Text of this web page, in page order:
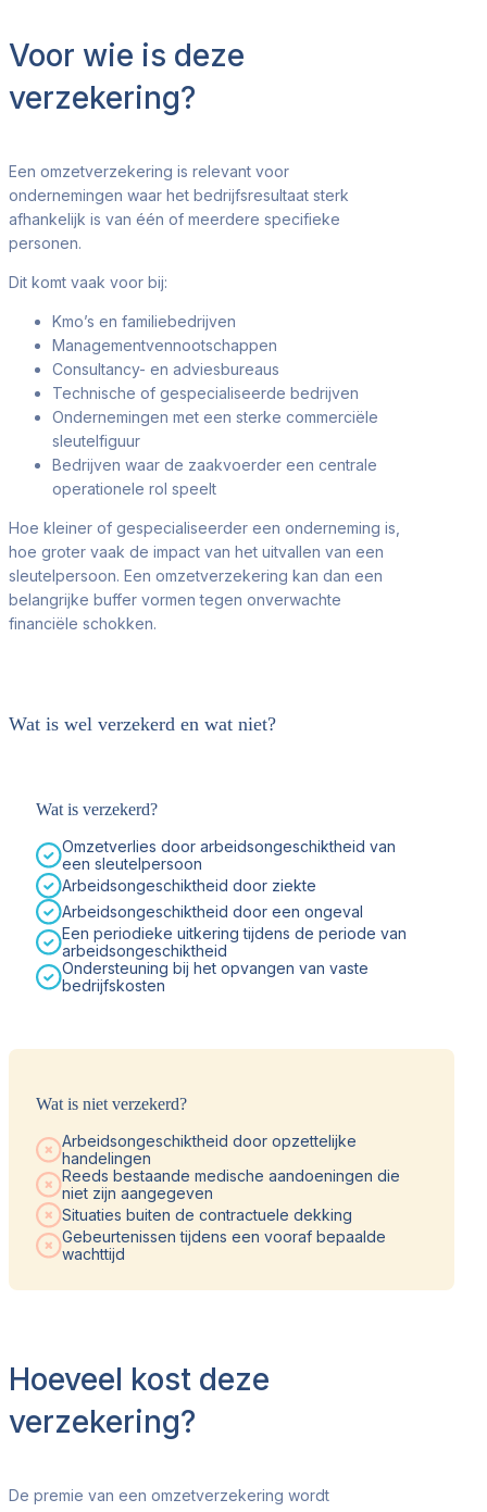
Voor wie is deze
verzekering?
Een omzetverzekering is relevant voor
ondernemingen waar het bedrijfsresultaat sterk
afhankelijk is van één of meerdere specifieke
personen.
Dit komt vaak voor bij:
Kmo’s en familiebedrijven
Managementvennootschappen
Consultancy- en adviesbureaus
Technische of gespecialiseerde bedrijven
Ondernemingen met een sterke commerciële
sleutelfiguur
Bedrijven waar de zaakvoerder een centrale
operationele rol speelt
Hoe kleiner of gespecialiseerder een onderneming is,
hoe groter vaak de impact van het uitvallen van een
sleutelpersoon. Een omzetverzekering kan dan een
belangrijke buffer vormen tegen onverwachte
financiële schokken.
Wat is wel verzekerd en wat niet?
Wat is verzekerd?
Omzetverlies door arbeidsongeschiktheid van
een sleutelpersoon
Arbeidsongeschiktheid door ziekte
Arbeidsongeschiktheid door een ongeval
Een periodieke uitkering tijdens de periode van
arbeidsongeschiktheid
Ondersteuning bij het opvangen van vaste
bedrijfskosten
Wat is niet verzekerd?
Arbeidsongeschiktheid door opzettelijke
handelingen
Reeds bestaande medische aandoeningen die
niet zijn aangegeven
Situaties buiten de contractuele dekking
Gebeurtenissen tijdens een vooraf bepaalde
wachttijd
Hoeveel kost deze
verzekering?
De premie van een omzetverzekering wordt